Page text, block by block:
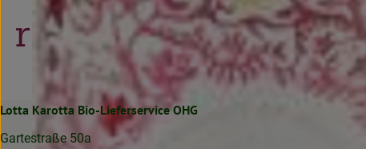
Lotta Karotta Bio-Lieferservice OHG
Gartestraße 50a